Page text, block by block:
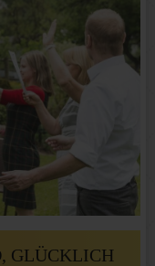
GLÜCKLICH